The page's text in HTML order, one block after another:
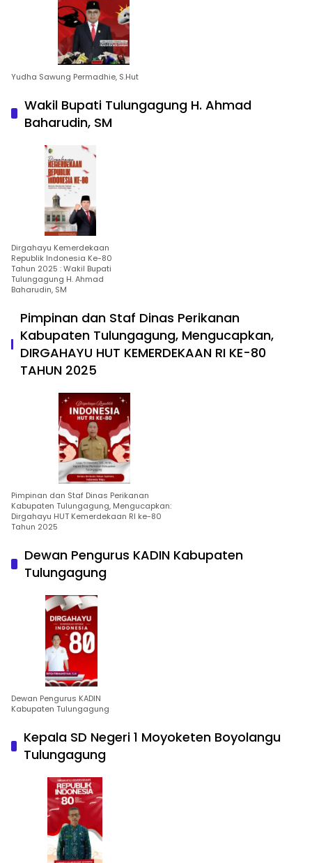
Yudha Sawung Permadhie, S.Hut
Wakil Bupati Tulungagung H. Ahmad
Baharudin, SM
Dirgahayu Kemerdekaan
Republik Indonesia Ke-80
Tahun 2025 : Wakil Bupati
Tulungagung H. Ahmad
Baharudin, SM
Pimpinan dan Staf Dinas Perikanan
Kabupaten Tulungagung, Mengucapkan,
DIRGAHAYU HUT KEMERDEKAAN RI KE-80
TAHUN 2025
Pimpinan dan Staf Dinas Perikanan
Kabupaten Tulungagung, Mengucapkan:
Dirgahayu HUT Kemerdekaan RI ke-80
Tahun 2025
Dewan Pengurus KADIN Kabupaten
Tulungagung
Dewan Pengurus KADIN
Kabupaten Tulungagung
Kepala SD Negeri 1 Moyoketen Boyolangu
Tulungagung